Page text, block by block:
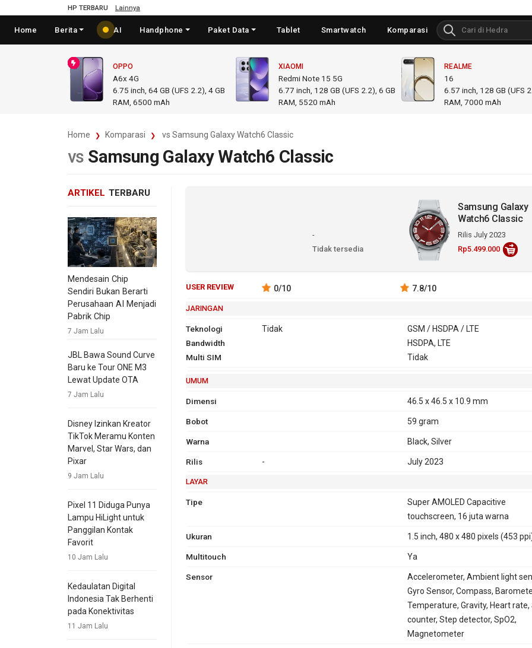
HP TERBARU Lainnya
Home Berita AI Handphone Paket Data Tablet Smartwatch Komparasi
OPPO
A6x 4G
6.75 inch, 64 GB (UFS 2.2), 4 GB
RAM 6500 mAh
XIAOMI
Redmi Note 15 5G
6.77 inch, 128 GB (UFS 2.2), 6 GB
RAM 5520 mAh
REALME
16
6.57 inch, 128 GB (UFS
RAM 7000 mAh
Home Komparasi vs Samsung Galaxy Watch6 Classic
vs Samsung Galaxy Watch6 Classic
ARTIKEL TERBARU
Mendesain Chip
Sendiri Bukan Berarti
Perusahaan AI Menjadi
Pabrik Chip
7 Jam Lalu
JBL Bawa Sound Curve
Baru ke Tour ONE M3
Lewat Update OTA
7 Jam Lalu
Disney Izinkan Kreator
TikTok Meramu Konten
Marvel, Star Wars, dan
Pixar
9 Jam Lalu
Pixel 11 Diduga Punya
Lampu HiLight untuk
Panggilan Kontak
Favorit
10 Jam Lalu
Kedaulatan Digital
Indonesia Tak Berhenti
pada Konektivitas
11 Jam Lalu
-
Tidak tersedia
Samsung Galaxy
Watch6 Classic
Rilis July 2023
Rp5.499.000
USER REVIEW 0/10 7.8/10
JARINGAN
Teknologi Tidak
GSM / HSDPA / LTE
2G
GPRS
Tida
Bandwidth
HSDPA, LTE
Multi SIM
Tidak
UMUM
Dimensi 46.5 x 46.5 x 10.9 mm
Bobot 59 gram
Warna Black, Silver
Rilis - July 2023
LAYAR
Tipe
Super AMOLED Capacitive
touchscreen, 16 juta warna
Ukuran 1.5 inch, 480 x 480 pixels (453
Multitouch Ya
Sensor
Accelerometer, Ambient light
Gyro Sensor, Compass,
Temperature, Gravity, Heart rate,
counter, Step detector, SpO2,
Magnetometer